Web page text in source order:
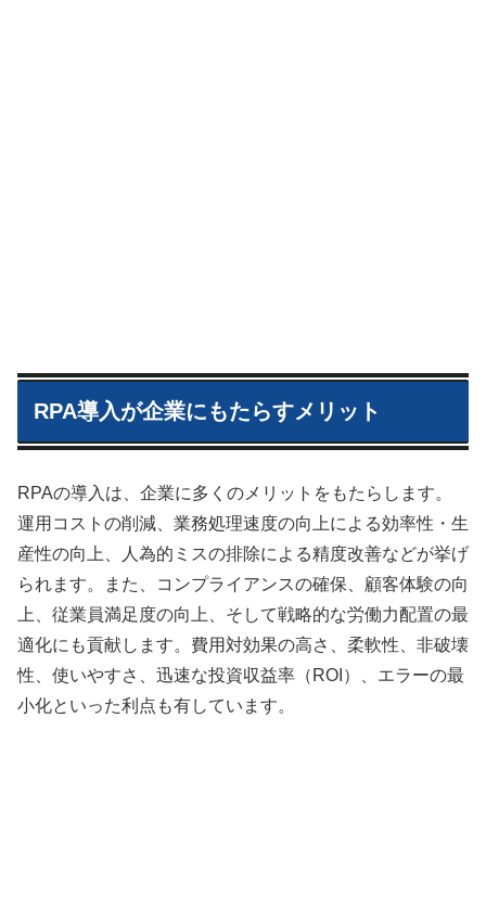
RPA導入が企業にもたらすメリット
RPAの導入は、企業に多くのメリットをもたらします。
運用コストの削減、業務処理速度の向上による効率性・生
産性の向上、人為的ミスの排除による精度改善などが挙げ
られます。また、コンプライアンスの確保、顧客体験の向
上、従業員満足度の向上、そして戦略的な労働力配置の最
適化にも貢献します。費用対効果の高さ、柔軟性、非破壊
性、使いやすさ、迅速な投資収益率（ROI）、エラーの最
小化といった利点も有しています。